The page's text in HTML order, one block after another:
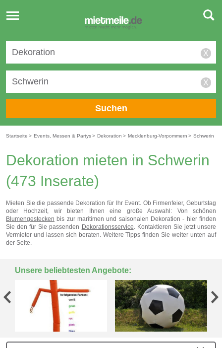
Toggle
navigation
X
X
Suchen
Startseite > Events, Messen & Partys> Dekoration > Mecklenburg-Vorpommern > Schwerin
Dekoration mieten in Schwerin
(473 Inserate)
Mieten Sie die passende Dekoration für Ihr Event. Ob Firmenfeier, Geburtstag
oder Hochzeit, wir bieten Ihnen eine große Auswahl: Von schönen
Blumengestecken bis zur maritimen und saisonalen Dekoration - hier finden
Sie den für Sie passenden Dekorationsservice. Kontaktieren Sie jetzt unsere
Vermieter und lassen sich beraten. Weitere Tipps finden Sie weiter unten auf
der Seite.
Unsere beliebtesten Angebote: